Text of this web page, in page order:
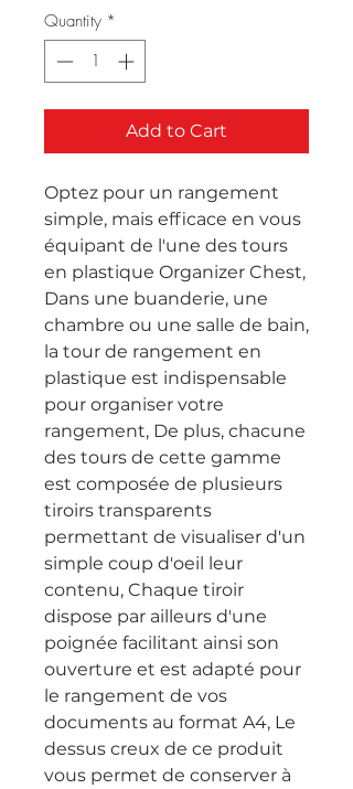
Quantity *
Add to Cart
Optez pour un rangement
simple, mais efficace en vous
équipant de l'une des tours
en plastique Organizer Chest,
Dans une buanderie, une
chambre ou une salle de bain,
la tour de rangement en
plastique est indispensable
pour organiser votre
rangement, De plus, chacune
des tours de cette gamme
est composée de plusieurs
tiroirs transparents
permettant de visualiser d'un
simple coup d'oeil leur
contenu, Chaque tiroir
dispose par ailleurs d'une
poignée facilitant ainsi son
ouverture et est adapté pour
le rangement de vos
documents au format A4, Le
dessus creux de ce produit
vous permet de conserver à